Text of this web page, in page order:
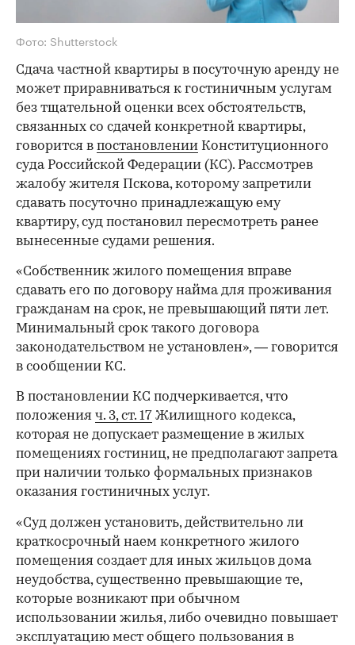
Фото: Shutterstock
Сдача частной квартиры в посуточную аренду не
может приравниваться к гостиничным услугам
без тщательной оценки всех обстоятельств,
связанных со сдачей конкретной квартиры,
говорится в постановлении Конституционного
суда Российской Федерации (КС). Рассмотрев
жалобу жителя Пскова, которому запретили
сдавать посуточно принадлежащую ему
квартиру, суд постановил пересмотреть ранее
вынесенные судами решения.
«Собственник жилого помещения вправе
сдавать его по договору найма для проживания
гражданам на срок, не превышающий пяти лет.
Минимальный срок такого договора
законодательством не установлен», — говорится
в сообщении КС.
В постановлении КС подчеркивается, что
положения ч. 3, ст. 17 Жилищного кодекса,
которая не допускает размещение в жилых
помещениях гостиниц, не предполагают запрета
при наличии только формальных признаков
оказания гостиничных услуг.
«Суд должен установить, действительно ли
краткосрочный наем конкретного жилого
помещения создает для иных жильцов дома
неудобства, существенно превышающие те,
которые возникают при обычном
использовании жилья, либо очевидно повышает
эксплуатацию мест общего пользования в